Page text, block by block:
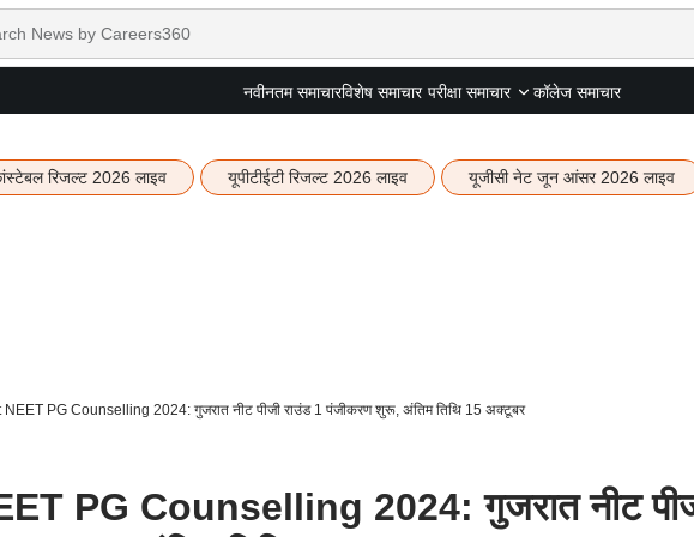
नवीनतम समाचारविशेष समाचार परीक्षा समाचार कॉलेज समाचार
रिजल्ट 2026 लाइव यूपीटीईटी रिजल्ट 2026 लाइव यूजीसी नेट जून आंसर 2026 लाइव
PG Counselling 2024: गुजरात नीट पीजी राउंड 1 पंजीकरण शुरू, अंतिम तिथि 15 अक्टूबर
PG Counselling 2024: गुजरात नीट